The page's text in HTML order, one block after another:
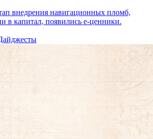
внедрения навигационных пломб,
в капитал, появились e-ценники.